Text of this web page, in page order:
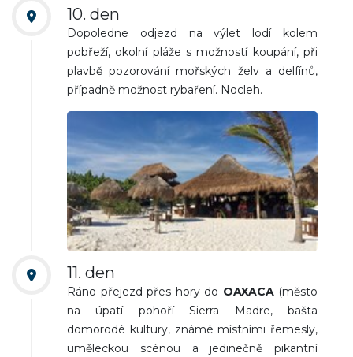
10. den
Dopoledne odjezd na výlet lodí kolem
pobřeží, okolní pláže s možností koupání, při
plavbě pozorování mořských želv a delfínů,
případně možnost rybaření. Nocleh.
11. den
Ráno přejezd přes hory do OAXACA (město
na úpatí pohoří Sierra Madre, bašta
domorodé kultury, známé místními řemesly,
uměleckou scénou a jedinečně pikantní